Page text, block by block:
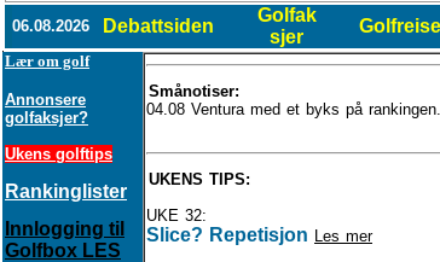
06.08.2026 Debattsiden
Golfak
sjer
Lær om golf
Annonsere
golfaksjer?
Ukens golftips
Rankinglister
Innlogging til
Golfbox LES
Smånotiser:
04.08 Ventura med et byks på rankingen.
UKENS TIPS:
UKE 32:
Slice? Repetisjon Les mer